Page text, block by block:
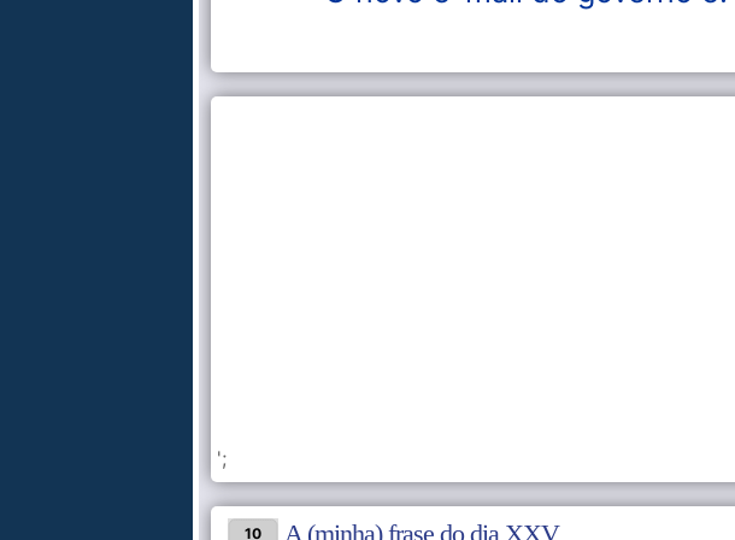
';
10 A (minha) frase do dia XXV